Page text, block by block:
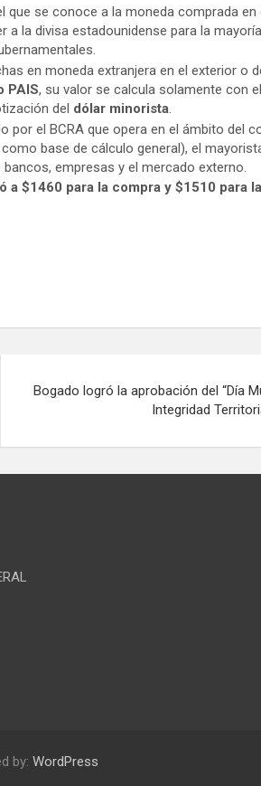
que se conoce a la moneda comprada en
la divisa estadounidense para la
en moneda extranjera en el exterior o
PAIS, su valor se calcula solamente con
del dólar minorista.
por el BCRA que opera en el ámbito del
base de cálculo general), el
empresas y el mercado externo.
a $1460 para la compra y $1510 para
Bogado logró la aprobación del “Día
Integridad
by: WordPress